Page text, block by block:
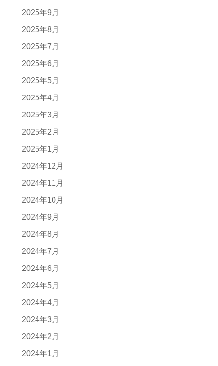
2025年9月
2025年8月
2025年7月
2025年6月
2025年5月
2025年4月
2025年3月
2025年2月
2025年1月
2024年12月
2024年11月
2024年10月
2024年9月
2024年8月
2024年7月
2024年6月
2024年5月
2024年4月
2024年3月
2024年2月
2024年1月